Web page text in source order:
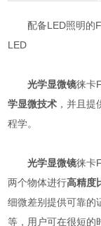
配备LED照明的
LED
光学显微镜徕卡
学显微技术 ，并且
程学。
光学显微镜徕卡
两个物体进行高精度
细微差别提供可靠的
等，用户可在很短的